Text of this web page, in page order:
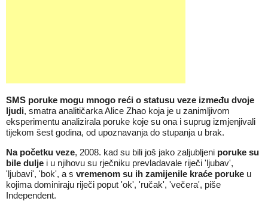
SMS poruke mogu mnogo reći o statusu veze između dvoje
ljudi, smatra analitičarka Alice Zhao koja je u zanimljivom
eksperimentu analizirala poruke koje su ona i suprug izmjenjivali
tijekom šest godina, od upoznavanja do stupanja u brak.
Na početku veze, 2008. kad su bili još jako zaljubljeni poruke su
bile dulje i u njihovu su rječniku prevladavale riječi 'ljubav',
'ljubavi', 'bok', a s vremenom su ih zamijenile kraće poruke u
kojima dominiraju riječi poput 'ok', 'ručak', 'večera', piše
Independent.